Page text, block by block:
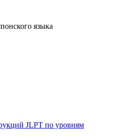
языка
JLPT по уровням